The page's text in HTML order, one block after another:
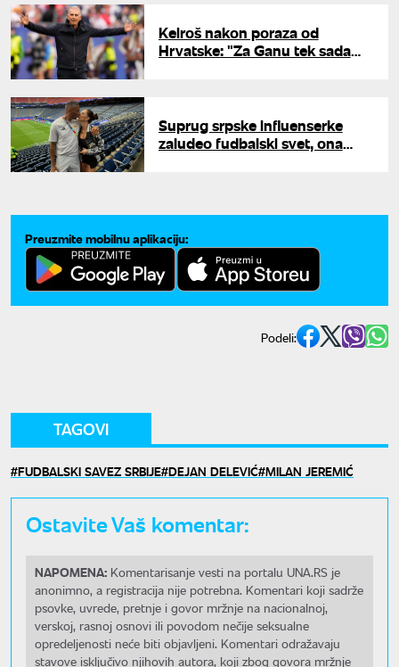
Keiroš nakon poraza od
Hrvatske: "Za Ganu tek sada
Suprug srpske influenserke
zaludeo fudbalski svet, ona
Preuzmite mobilnu aplikaciju:
Podeli:
TAGOVI
FUDBALSKI SAVEZ SRBIJE DEJAN DELEVIĆ MILAN JEREMIĆ
Ostavite Vaš komentar:
NAPOMENA: Komentarisanje vesti na portalu UNA.RS je
anonimno, a registracija nije potrebna. Komentari koji sadrže
psovke, uvrede, pretnje i govor mržnje na nacionalnoj,
verskoj, rasnoj osnovi ili povodom nečije seksualne
opredeljenosti neće biti objavljeni. Komentari odražavaju
stavove isključivo njihovih autora, koji zbog govora mržnje